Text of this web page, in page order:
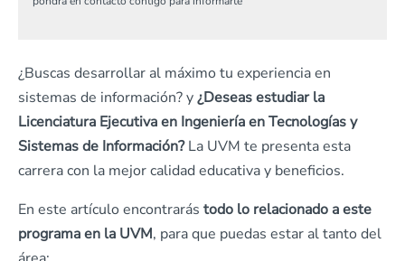
¿Buscas desarrollar al máximo tu experiencia en
sistemas de información? y¿Deseas estudiar la
Licenciatura Ejecutiva en Ingeniería en Tecnologías y
Sistemas de Información?La UVM te presenta esta
carrera con la mejor calidad educativa y beneficios.
En este artículo encontrarás todo lo relacionado a este
programa en la UVM, para que puedas estar al tanto del